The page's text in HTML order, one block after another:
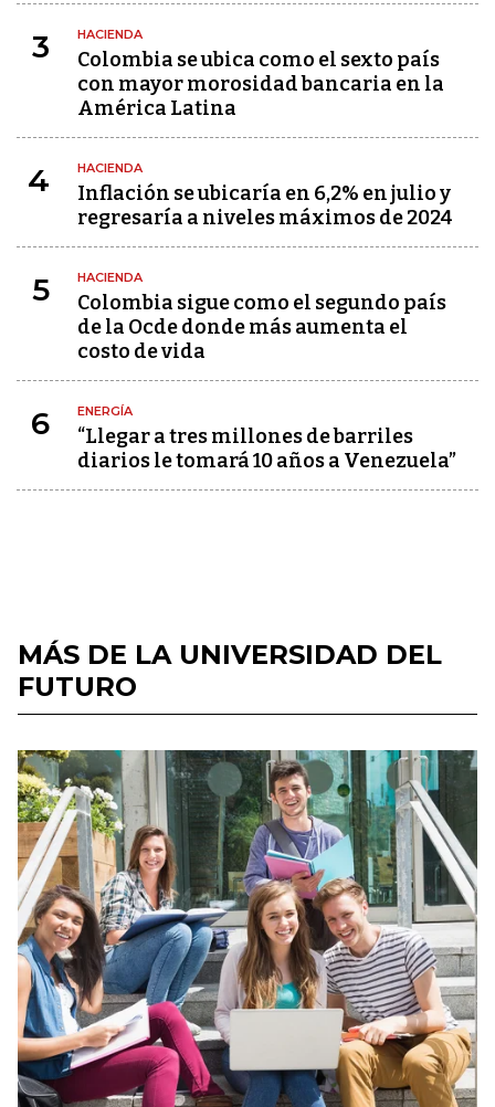
3 HACIENDA
Colombia se ubica como el sexto país
con mayor morosidad bancaria en la
América Latina
4 HACIENDA
Inflación se ubicaría en 6,2% en julio y
regresaría a niveles máximos de 2024
5 HACIENDA
Colombia sigue como el segundo país
de la Ocde donde más aumenta el
costo de vida
6 ENERGÍA
“Llegar a tres millones de barriles
diarios le tomará 10 años a Venezuela”
MÁS DE LA UNIVERSIDAD DEL
FUTURO